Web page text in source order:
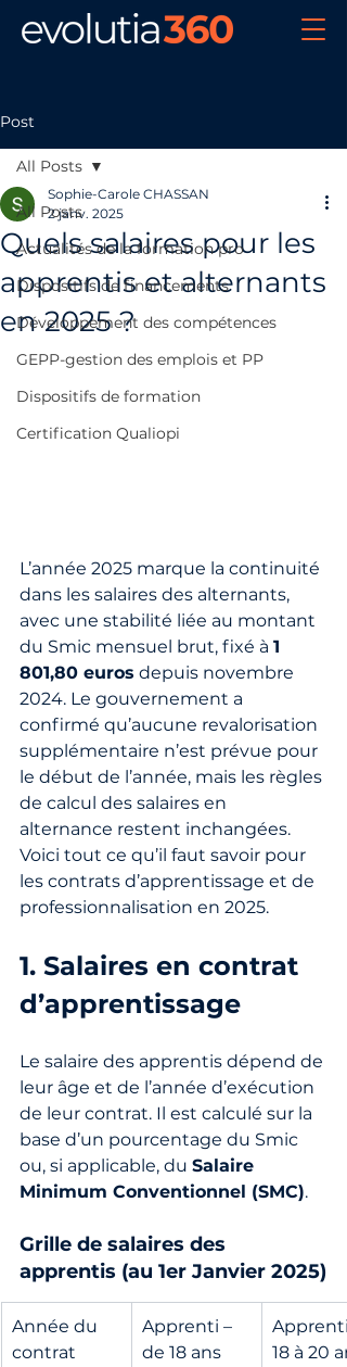
Post
All Posts
Actualités de la formation pro
Dispositifs de financements
Développement des compétences
GEPP-gestion des emplois et PP
Dispositifs de formation
Certification Qualiopi
All Posts
Quels salaires pour les
apprentis et alternants
en 2025 ?
Sophie-Carole CHASSAN
2 janv. 2025
L’année 2025 marque la continuité
dans les salaires des alternants,
avec une stabilité liée au montant
du Smic mensuel brut, fixé à 1
801,80 euros depuis novembre
2024. Le gouvernement a
confirmé qu’aucune revalorisation
supplémentaire n’est prévue pour
le début de l’année, mais les règles
de calcul des salaires en
alternance restent inchangées.
Voici tout ce qu’il faut savoir pour
les contrats d’apprentissage et de
professionnalisation en 2025.
1. Salaires en contrat
d’apprentissage
Le salaire des apprentis dépend de
leur âge et de l’année d’exécution
de leur contrat. Il est calculé sur la
base d’un pourcentage du Smic
ou, si applicable, du Salaire
Minimum Conventionnel (SMC).
Grille de salaires des
apprentis (au 1er Janvier 2025)
Année du
contrat
Apprenti –
de 18 ans
18 à 20